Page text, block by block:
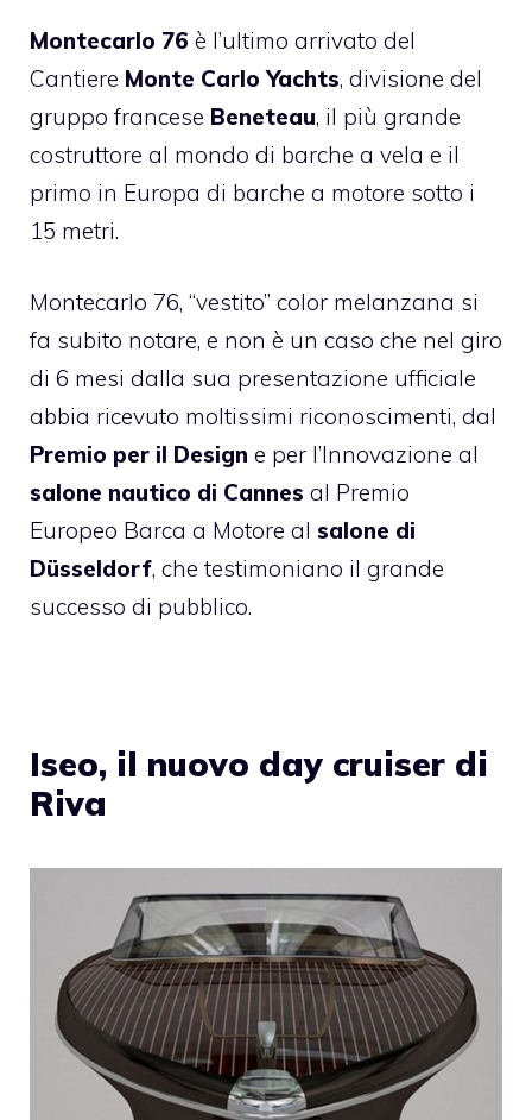
Montecarlo 76 è l’ultimo arrivato del
Cantiere Monte Carlo Yachts, divisione del
gruppo francese Beneteau, il più grande
costruttore al mondo di barche a vela e il
primo in Europa di barche a motore sotto i
15 metri.
Montecarlo 76, “vestito” color melanzana si
fa subito notare, e non è un caso che nel giro
di 6 mesi dalla sua presentazione ufficiale
abbia ricevuto moltissimi riconoscimenti, dal
Premio per il Design e per l’Innovazione al
salone nautico di Cannes al Premio
Europeo Barca a Motore al salone di
Düsseldorf, che testimoniano il grande
successo di pubblico.
Iseo, il nuovo day cruiser di
Riva